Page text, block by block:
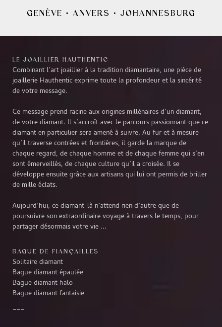
GENÈVE • ANVERS • JOHANNESBURG
LE JOAILLIER HAUTHENTIC
Combinant l’art joaillier à la tradition diamantaire, une pièce de
joaillerie Hauthentic exprime toute la profondeur et la sincérité
de votre message.
Ce message prend racine aux origines millénaires d’un diamant,
de votre diamant. Il s’accroît avec le parcours passionnant que ce
diamant en particulier sera amené à suivre. Au fur et à mesure
qu’il traverse contrées et frontières, il garde la marque de
chaque regard, de chaque homme et de chaque femme qui s’en
sont émerveillés, de chaque culture qu’il a croisée. Il se
développe ensuite grâce aux artisans qui lui ont permis de briller
de mille éclats.
Aujourd’hui, ce diamant-là n’attend rien d’autre que de
poursuivre son extraordinaire voyage à travers le temps, pour
partager désormais votre vie ...
BAGUE DE FIANÇAILLES
Solitaire diamant
Bague diamant épaulée
Bague diamant halo
Bague diamant fantaisie